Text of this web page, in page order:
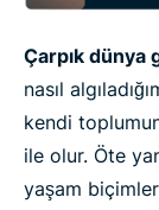
Çarpık dünya
nasıl
kendi
ile olur. Öte
yaşam